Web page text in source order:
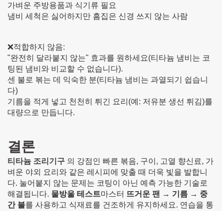
가벼운 주방용품과 식기류 필요
냄비 세척은 싫어하지만 흠집은 신경 쓰지 않는 사람
❌적합하지 않음:
"완전히 달라붙지 않는" 효과를 원하세요(티타늄 냄비는 코
팅된 냄비와 비교할 수 없습니다).
센 불로 볶는 데 익숙한 분(티타늄 냄비는 과열되기 쉽습니
다)
기름을 적게 넣고 천천히 튀긴 요리(예: 저유분 생선 튀김)를
대량으로 만듭니다.
결론
티타늄 조리기구 의 강점인 빠른 볶음, 구이, 고열 향신료, 가
벼운 야외 요리와 같은 레시피에 맞출 때 더욱 빛을 발합니
다. 눌어붙지 않는 문제는 코팅이 아닌 예측 가능한 기술로
해결됩니다. 물방울 테스트마스터 뜨거운 팬 → 기름 → 중
간 불를 사용하고 식재료를 건조하게 유지하세요. 연습을 통